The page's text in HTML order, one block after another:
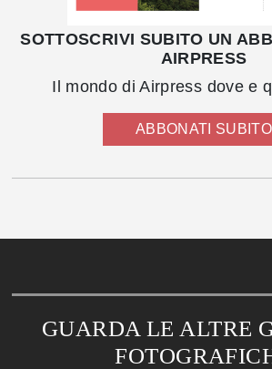
SOTTOSCRIVI SUBITO UN
AIRPRESS
Il mondo di Airpress dove e
ABBONATI SUBITO
GUARDA LE ALTRE